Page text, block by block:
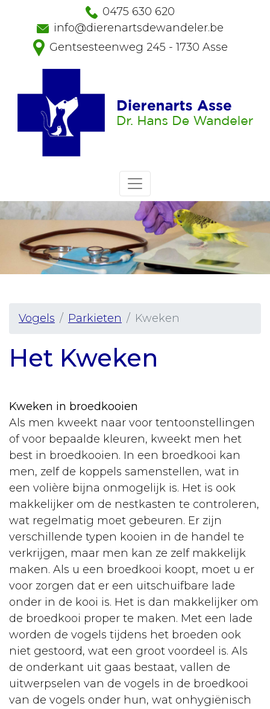
Home
Aankoop
Opvoeding
Voeding
Lichaamsverzorging
Dierenarts
Ontwormen
Vaccineren
Senior
Ziekten
Sterilisatie
Castratie
Algemeen
Tabel
gewichten
Vergiftiging
Euthanasie
Kanker
Kat
Aankoop
Opvoeding
Verzorging
Lichaamsverzorging
0475 630 620
info@dierenartsdewandeler.be
Gentsesteenweg 245 - 1730 Asse
Vogels Parkieten Kweken
Het Kweken
Kweken in broedkooien
Als men kweekt naar voor tentoonstellingen
of voor bepaalde kleuren, kweekt men het
best in broedkooien. In een broedkooi kan
men, zelf de koppels samenstellen, wat in
een volière bijna onmogelijk is. Het is ook
makkelijker om de nestkasten te controleren,
wat regelmatig moet gebeuren. Er zijn
verschillende typen kooien in de handel te
verkrijgen, maar men kan ze zelf makkelijk
maken. Als u een broedkooi koopt, moet u er
voor zorgen dat er een uitschuifbare lade
onder in de kooi is. Het is dan makkelijker om
de broedkooi proper te maken. Met een lade
worden de vogels tijdens het broeden ook
niet gestoord, wat een groot voordeel is. Als
de onderkant uit gaas bestaat, vallen de
uitwerpselen van de vogels in de broedkooi
van de vogels onder hun, wat onhygiënisch